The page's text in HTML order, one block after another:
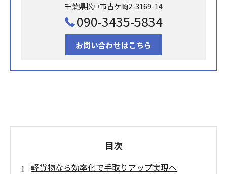
千葉県松戸市古ケ崎2-3169-14
090-3435-5834
お問い合わせはこちら
目次
軽貨物なら効率化で手取りアップ実現へ